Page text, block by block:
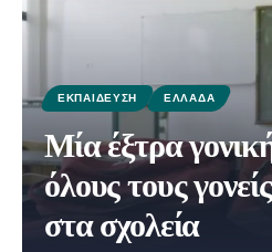
ΕΚΠΑΊΔΕΥΣΗ ΕΛΛΆΔΑ
Μία έξτρα
όλους τους
στα σχολεία